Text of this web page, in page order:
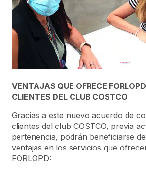
VENTAJAS QUE OFRECE
CLIENTES DEL CLUB COSTCO
Gracias a este nuevo acuerdo de
clientes del club COSTCO, previa
pertenencia, podrán beneficiarse
ventajas en los servicios que
FORLOPD: